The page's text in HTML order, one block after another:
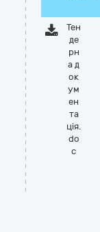
Тен
де
рн
а д
ок
ум
ен
та
ція.
do
c